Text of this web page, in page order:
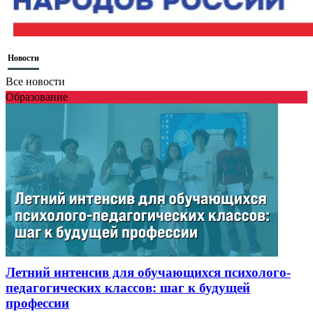
Новости
Все новости
Образование
Летний интенсив для обучающихся психолого-
педагогических классов: шаг к будущей
профессии